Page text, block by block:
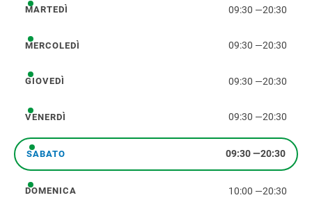
martedì
MARTEDÌ 09:30 —20:30
mercoledì
MERCOLEDÌ 09:30 —20:30
giovedì
GIOVEDÌ 09:30 —20:30
venerdì
VENERDÌ 09:30 —20:30
sabato
SABATO 09:30—20:30
domenica
DOMENICA 10:00 —20:30